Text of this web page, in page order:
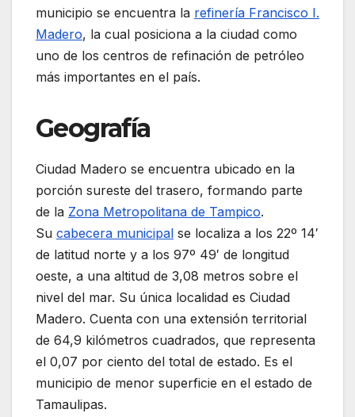
municipio se encuentra la refinería Francisco I.
Madero, la cual posiciona a la ciudad como
uno de los centros de refinación de petróleo
más importantes en el país.
Geografía
Ciudad Madero se encuentra ubicado en la
porción sureste del trasero, formando parte
de la Zona Metropolitana de Tampico.
Su cabecera municipal se localiza a los 22º 14′
de latitud norte y a los 97º 49′ de longitud
oeste, a una altitud de 3,08 metros sobre el
nivel del mar. Su única localidad es Ciudad
Madero. Cuenta con una extensión territorial
de 64,9 kilómetros cuadrados, que representa
el 0,07 por ciento del total de estado. Es el
municipio de menor superficie en el estado de
Tamaulipas.